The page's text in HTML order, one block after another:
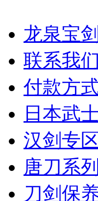
龙泉宝剑
联系我们
付款方
日本武
汉剑专
唐刀系列
刀剑保